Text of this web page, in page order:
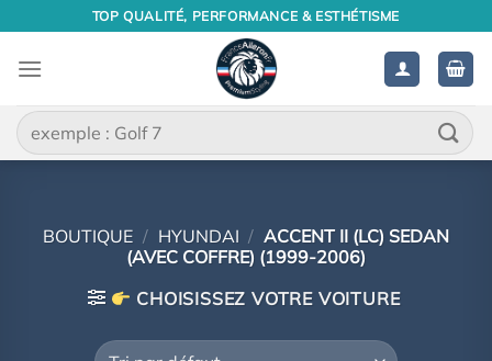
contenu
TOP QUALITÉ, PERFORMANCE & ESTHÉTISME
Recherche
pour :
BOUTIQUE / HYUNDAI / ACCENT II (LC) SEDAN
(AVEC COFFRE) (1999-2006)
CHOISISSEZ VOTRE VOITURE